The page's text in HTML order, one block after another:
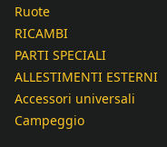
Ruote
RICAMBI
PARTI SPECIALI
ALLESTIMENTI ESTERNI
Accessori universali
Campeggio